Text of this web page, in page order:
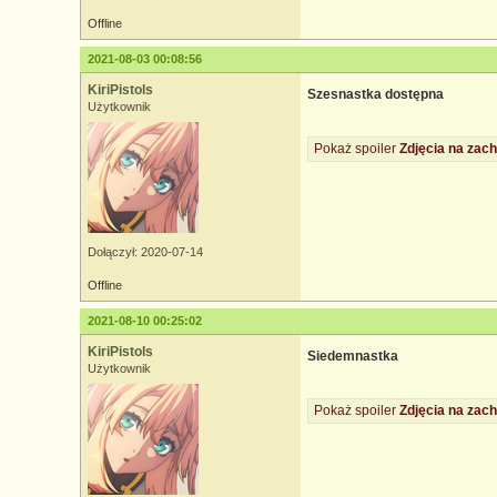
Offline
2021-08-03 00:08:56
KiriPistols
Użytkownik
Dołączył: 2020-07-14
Szesnastka dostępna
Pokaż spoiler Zdjęcia na
Offline
2021-08-10 00:25:02
KiriPistols
Użytkownik
Siedemnastka
Pokaż spoiler Zdjęcia na